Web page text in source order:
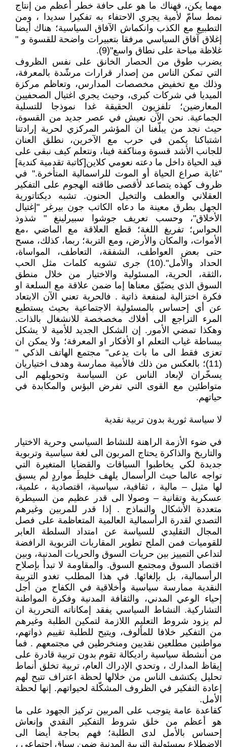
مهما يكن، فهناك ما هو على حافة خطر أعظم من إنتاج
نمط سامّ لأمية يجري الاحتفاء به تفكيرا سديدا ، ومن
التطبيع مع الكذب وانكماش الآفاق السياسية؛ هناك أيضا
إغلاق آفاق السياسي مرفقا بتعبيرات واضحة للقسوة و "
غلاظة مباحة على نطاق واسع"(9).
يضرب طوق من الحصار الخانق على نفس الظروف
التي تمكن الناس من إصدار قرارات مرشّدة بالمعرفة،
وذلك مع تخفيض مخصصات المدارس، وتعاظم مركزة
الميديا في شركات كبرى، وحيث يجري اغتيال الصحفيين
المعارضين؛ تلفزيون الحقيقة غدا نموذجا للتسلية
الجماعية. نحن الآن نعيش في عصر جديد من القسوة،
حيث نجد من يبلّغنا ان المؤشر المركزي لحرية إرادتنا
اشتباكنا يكمن في حرب مع الآخرين، نطلق العنان
للجانب الأشد قسوة ومناكفة فينا، ونتعلم كيف نبقى على
قيد الحياة داخل ما دعته نعومي كلاين[كاتبة تقدمية كندية]
"غابة صراع الحياة أو الموت للراسمالية المتأخرة." في
ظروف كهذه يتصاعد لأقصى طاقته الهجوم على التفكير
العقلاني والعطف والتخيل الحنون. تشبه ديكتاتورية
الجهل بطرق معينة ما دعاه الكاتب جون بيرغر "إغتيال
الأخلاق"، وحسب تعريف جوشوا سبيرلينغ " شذوذ
الحواس؛ تفريغ اللغة؛ قطع العلاقة مع الماضي ،مع
الأموات، والمكان والأرض، ومع التربة؛ ربما، كذلك، مسح
حتى بعض العواطف، الشفقة، التعاطف، المواساة،
الحداد والأمل".(10) جرى تشويه كلمات مثل الحب
،الثقة، الحرية، المسئولية والاختيار من خلال منطق
السوق الذي يضيّق معناها إما ضمن علاقة مع السلعة او
فكرة اختزالية لمنفعة ذاتية . فالحرية تعني الآن الابتعاد
عن أي إحساس بالمسئولية الاجتماعية بحيث يستطيع
المرء التراجع الى أفلاك مخصخصة للانشغال بالذات.
وهكذا تمضي الأمور. إن الشكل الجديد للأمية لا يشكل
ببساطة غياب التعلم او الأفكار او المعرفة؛ ولا يمكن ان
تعزى فقط الى ما بات يدعى" مجتمع الهاتف الذكي "
(11)؛ بالعكس من ذلك فالأمية ممارسة وهدف اختياريان
يسخّران لإبعاد الناس عن السياسة وتحويلهم الى
متواطئين مع القوى التي تفرض البؤس والمكابدة في
حياتهم.
لا سياسة ثورية بدون تربية نقدية
في ضوء الأزمة الراهنة للنشاط السياسي وحرية الاختيار
والتاريخ والذاكرة يحتاج المربون الى لغة سياسية وتربوية
جديدة لكي يخاطبوا السياقات والقضايا المتغيرة التي
تواجه عالما حيث الرأسمال يلهف خليطَ مواردٍ لم يسبق
لها مثيل – مالية ، ثقافية، سياسية، اقتصادية ، علمية،
عسكرية وتقانية – وصولا الى قدر عظيم من السيطرة
متعددة الأشكال والنماذج . إذا قدر للمربين وغيرهم
التصدي لقدرة الرأسمالية العالمية المتعاظمة على فصل
المجال التقليدي للسياسة عن امتداد السلطة العابر
للقوميات فمن الملح تطوير المقاربات التربوية الرافضة
لتداعي التمييز بين حريات السوق والحريات المدنية، وبين
اقتصاد السوق ومجتمع السوق. والمقاومة لا تبدأ بإصلاح
الرأسمالية، بل بإلغائها. في هذا المطلب تغدو التربية
النقدية ممارسة سياسية وأخلاقية في الكفاح من أجل
إحياء الوعي المدني، والثقافة المدنية وفكرة المواطنة
التشاركية. النشاط السياسي يفقد إمكاناته التحررية ان
لم يزود شروط التعليم اللازمة لتمكين الطلبة وغيرهم
من التفكير خلافا للمألوف، ويتيح للطلبة تقييم ذواتهم،
مواطنين مطلعين نقديين ومنخرطين في مجتمعهم . فما
من أنشطة سياسية راديكالة تقوم بدون تربية قادرة على
إيقاظ المدارك ، وتحدي الإدراك العام، تربية تخلق أنماط
تحليل يكتشف الناس من خلالها لحظة اعتراف تتيح لهم
إعادة التفكير في الظروف المشكّلة لحيواتهم. إنها لحظة
الأمل.
كقاعدة عامة يتوجب على المربين تركيز الجهود على ما
هو أعظم من خلق شروط التفكير النقدي وإنعاش
إحساس بالأمل لدى الطلبة؛ فهم بحاجة أيضا الى
الاضطلاع بمسئولية التربية المدنية ضمن سياق اجتماعي ،